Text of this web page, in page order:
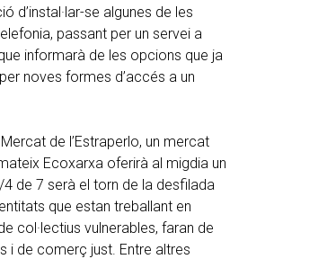
d’instal·lar-se algunes de les
passant per un servei a
informarà de les opcions que ja
noves formes d’accés a un
de l’Estraperlo, un mercat
Ecoxarxa oferirà al migdia un
4 de 7 serà el torn de la desfilada
que estan treballant en
col·lectius vulnerables, faran de
i de comerç just. Entre altres